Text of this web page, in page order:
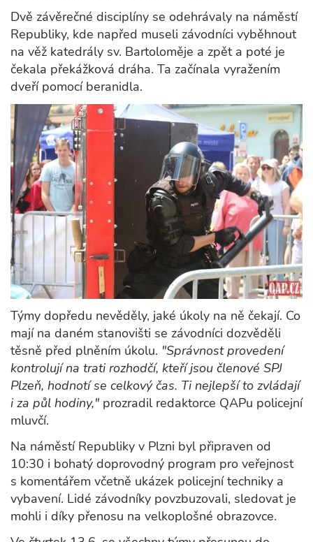
Dvě závěrečné disciplíny se odehrávaly na náměstí
Republiky, kde napřed museli závodníci vyběhnout
na věž katedrály sv. Bartoloměje a zpět a poté je
čekala překážková dráha. Ta začínala vyražením
dveří pomocí beranidla.
Týmy dopředu nevěděly, jaké úkoly na ně čekají. Co
mají na daném stanovišti se závodníci dozvěděli
těsně před plněním úkolu. "Správnost provedení
kontrolují na trati rozhodčí, kteří jsou členové SPJ
Plzeň, hodnotí se celkový čas. Ti nejlepší to zvládají
i za půl hodiny," prozradil redaktorce QAPu policejní
mluvčí.
Na náměstí Republiky v Plzni byl připraven od
10:30 i bohatý doprovodný program pro veřejnost
s komentářem včetně ukázek policejní techniky a
vybavení. Lidé závodníky povzbuzovali, sledovat je
mohli i díky přenosu na velkoplošné obrazovce.